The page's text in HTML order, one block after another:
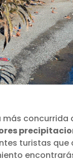
más concurrida
turistas que